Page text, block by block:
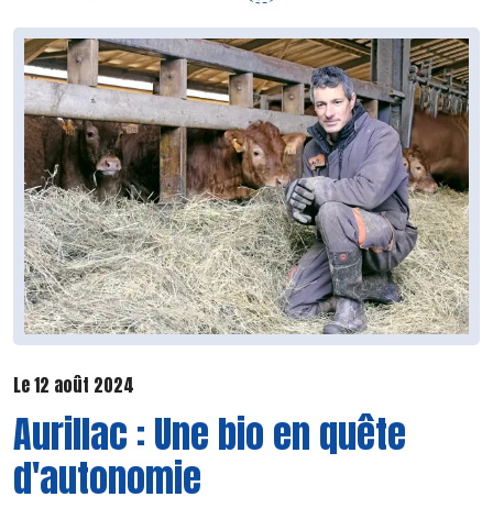
Le 12 août 2024
Aurillac : Une bio en quête
d'autonomie